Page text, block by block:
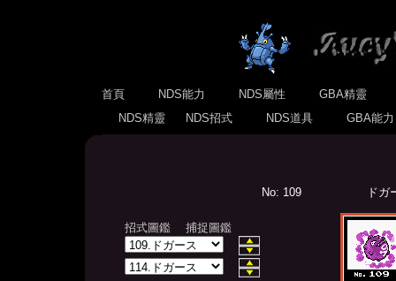
首頁 NDS能力 NDS屬性
GBA精靈
NDS精靈
NDS招式 NDS道具 GBA能
No: 109 ドガ
招式圖鑑 捕捉圖鑑